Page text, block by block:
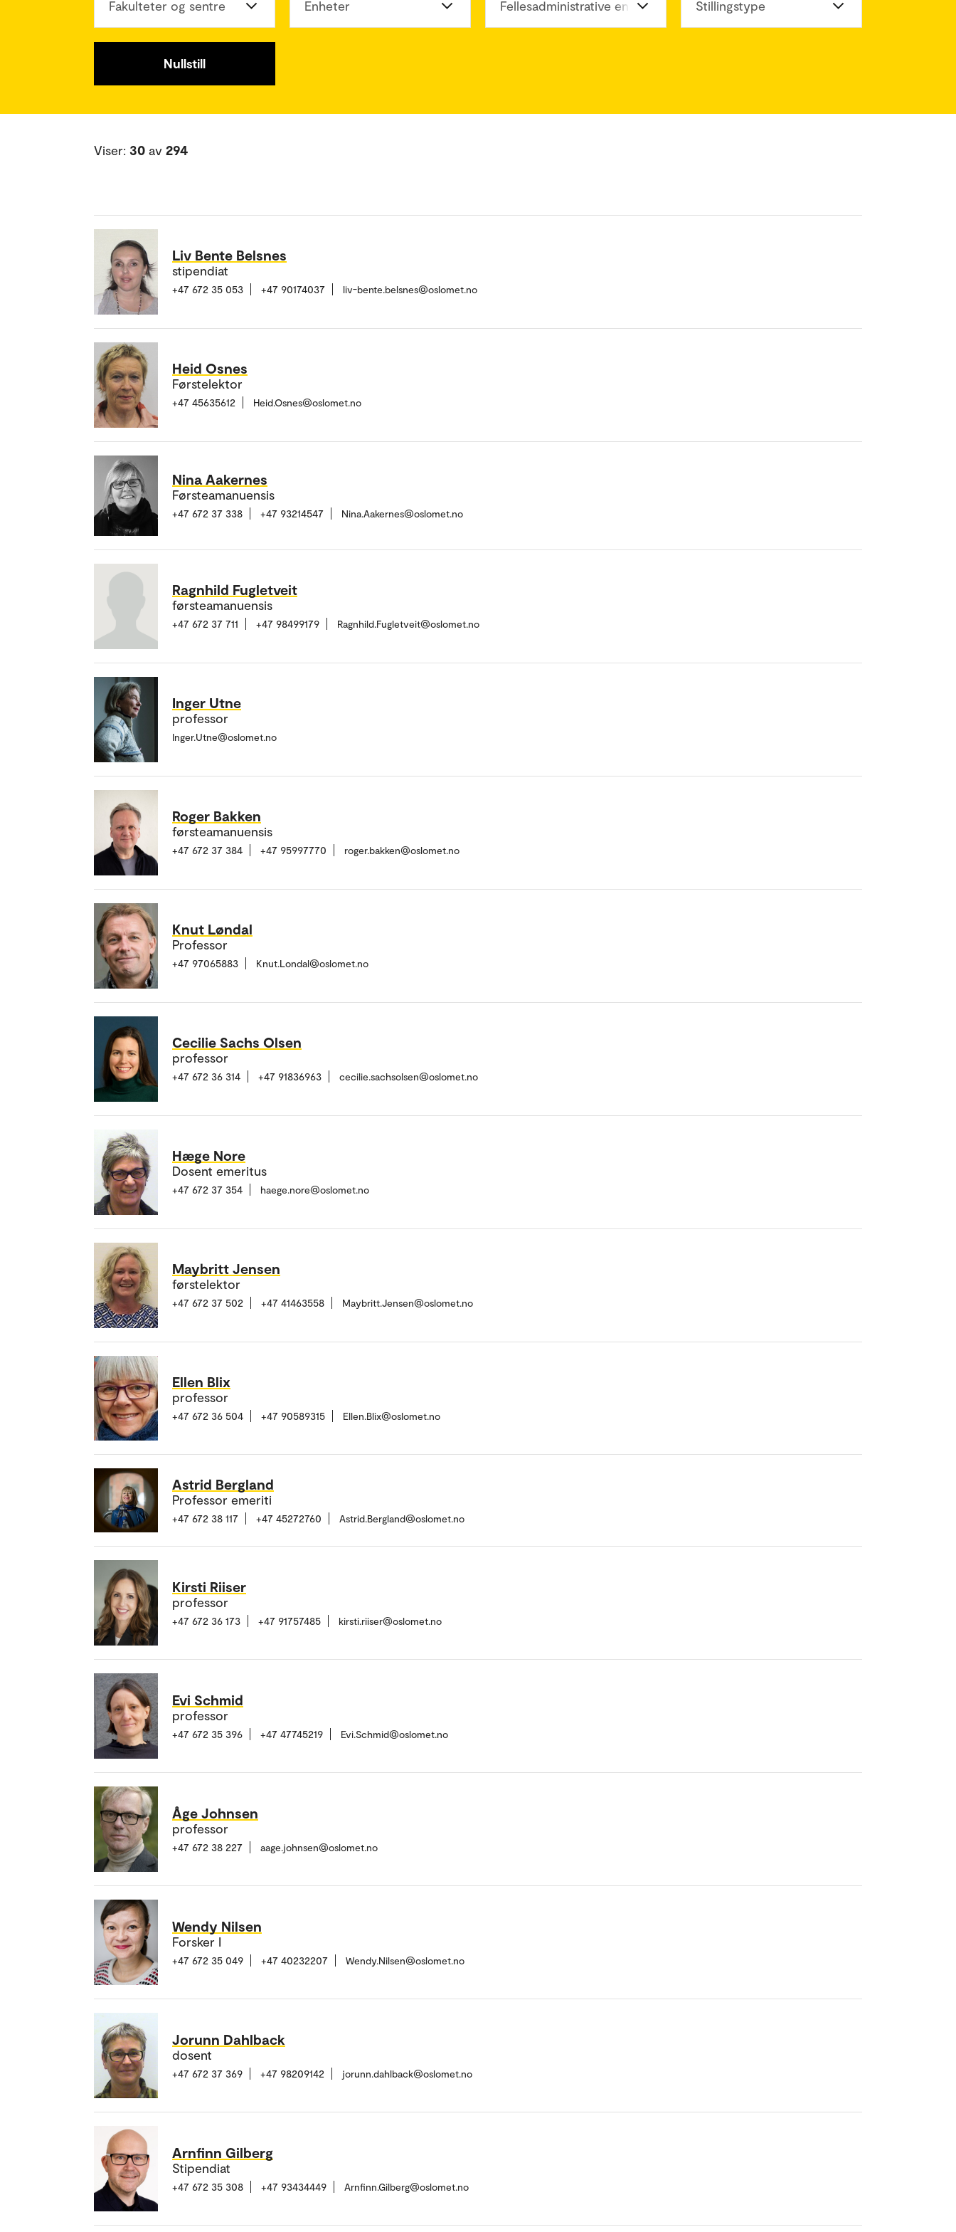
Fakulteter og sentre Enheter Fellesadministrative enheter Stillingstype
Nullstill
Viser: 30 av 294
Liv Bente Belsnes
stipendiat
+47 672 35 053 +47 90174037 liv-bente.belsnes@oslomet.no
Heid Osnes
Førstelektor
+47 45635612 Heid.Osnes@oslomet.no
Nina Aakernes
Førsteamanuensis
+47 672 37 338 +47 93214547 Nina.Aakernes@oslomet.no
Ragnhild Fugletveit
førsteamanuensis
+47 672 37 711 +47 98499179 Ragnhild.Fugletveit@oslomet.no
Inger Utne
professor
Inger.Utne@oslomet.no
Roger Bakken
førsteamanuensis
+47 672 37 384 +47 95997770 roger.bakken@oslomet.no
Knut Løndal
Professor
+47 97065883 Knut.Londal@oslomet.no
Cecilie Sachs Olsen
professor
+47 672 36 314 +47 91836963 cecilie.sachsolsen@oslomet.no
Hæge Nore
Dosent emeritus
+47 672 37 354 haege.nore@oslomet.no
Maybritt Jensen
førstelektor
+47 672 37 502 +47 41463558 Maybritt.Jensen@oslomet.no
Ellen Blix
professor
+47 672 36 504 +47 90589315 Ellen.Blix@oslomet.no
Astrid Bergland
Professor emeriti
+47 672 38 117 +47 45272760 Astrid.Bergland@oslomet.no
Kirsti Riiser
professor
+47 672 36 173 +47 91757485 kirsti.riiser@oslomet.no
Evi Schmid
professor
+47 672 35 396 +47 47745219 Evi.Schmid@oslomet.no
Åge Johnsen
professor
+47 672 38 227 aage.johnsen@oslomet.no
Wendy Nilsen
Forsker I
+47 672 35 049 +47 40232207 Wendy.Nilsen@oslomet.no
Jorunn Dahlback
dosent
+47 672 37 369 +47 98209142 jorunn.dahlback@oslomet.no
Arnfinn Gilberg
Stipendiat
+47 672 35 308 +47 93434449 Arnfinn.Gilberg@oslomet.no